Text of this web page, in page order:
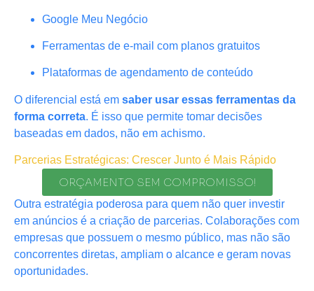
Google Meu Negócio
Ferramentas de e-mail com planos gratuitos
Plataformas de agendamento de conteúdo
O diferencial está em saber usar essas ferramentas da
forma correta. É isso que permite tomar decisões
baseadas em dados, não em achismo.
Parcerias Estratégicas: Crescer Junto é Mais Rápido
ORÇAMENTO SEM COMPROMISSO!
Outra estratégia poderosa para quem não quer investir
em anúncios é a criação de parcerias. Colaborações com
empresas que possuem o mesmo público, mas não são
concorrentes diretas, ampliam o alcance e geram novas
oportunidades.